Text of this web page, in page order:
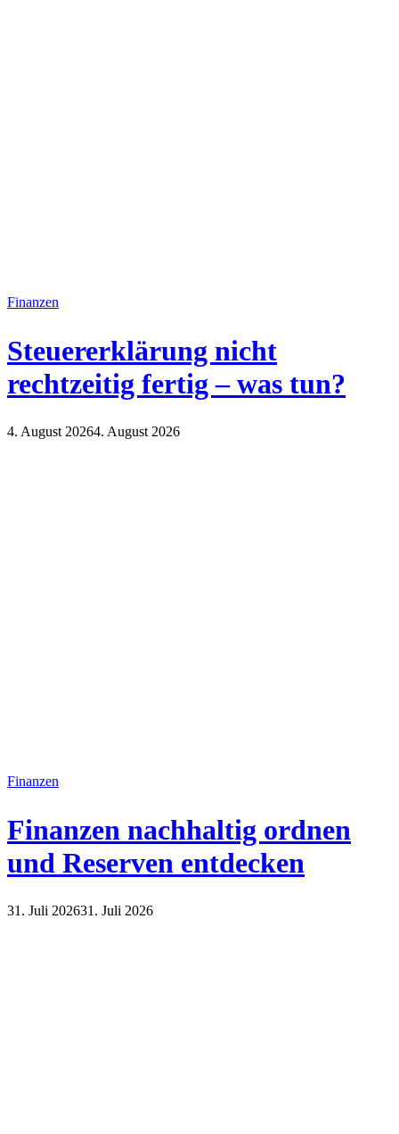
Finanzen
Steuererklärung nicht
rechtzeitig fertig – was tun?
4. August 20264. August 2026
Finanzen
Finanzen nachhaltig ordnen
und Reserven entdecken
31. Juli 202631. Juli 2026